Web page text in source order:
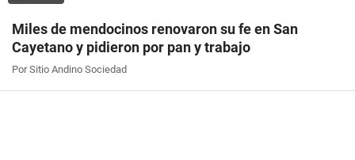
Miles de mendocinos renovaron su fe en San
Cayetano y pidieron por pan y trabajo
Por Sitio Andino Sociedad